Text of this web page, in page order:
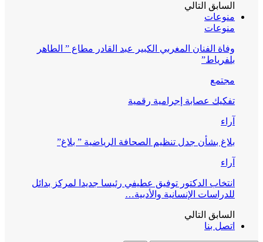
السابق التالي
منوعات
منوعات
وفاة الفنان المغربي الكبير عبد القادر مطاع ” الطاهر
بلفرياط”
مجتمع
تفكيك عصابة إجرامية رقمية
آراء
بلاغ بشأن جدل تنظيم الصحافة الرياضية ” بلاغ”
آراء
انتخاب الدكتور توفيق عطيفي رئيسا جديدا لمركز بدائل
للدراسات الإنسانية والأدبية…
السابق التالي
اتصل بنا